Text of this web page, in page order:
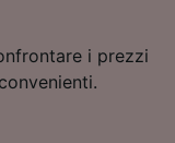
i prezzi